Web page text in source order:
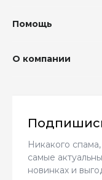
Помощь
О компании
Никакого спама,
самые
новинках и